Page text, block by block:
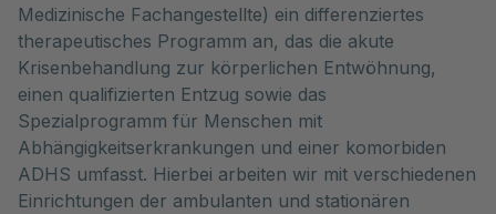
Medizinische Fachangestellte) ein differenziertes
therapeutisches Programm an, das die akute
Krisenbehandlung zur körperlichen Entwöhnung,
einen qualifizierten Entzug sowie das
Spezialprogramm für Menschen mit
Abhängigkeitserkrankungen und einer komorbiden
ADHS umfasst. Hierbei arbeiten wir mit verschiedenen
Einrichtungen der ambulanten und stationären